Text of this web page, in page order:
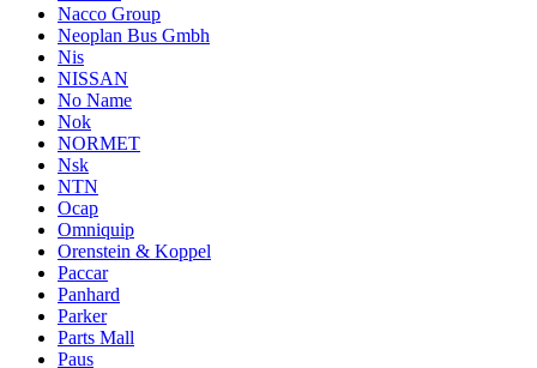
Nacco Group
Neoplan Bus Gmbh
Nis
NISSAN
No Name
Nok
NORMET
Nsk
NTN
Ocap
Omniquip
Orenstein & Koppel
Paccar
Panhard
Parker
Parts Mall
Paus